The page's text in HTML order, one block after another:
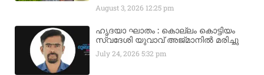
August 3, 2026 12:25 pm
ഹൃദയാ ഘാതം : കൊല്ലം കൊട്ടിയം
സ്വദേശി യുവാവ് അജ്മാനിൽ മരിച്ചു
July 24, 20265:32 pm